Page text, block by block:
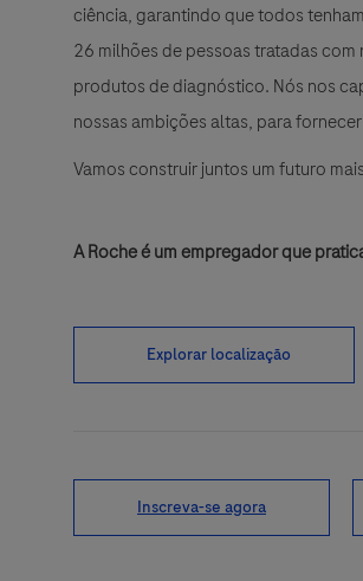
ciência, garantindo que todos
26 milhões de pessoas tratadas
produtos de diagnóstico. Nós nos
nossas ambições altas, para
Vamos construir juntos um futuro
A Roche é um empregador que
Explorar localização
Inscreva-se agora